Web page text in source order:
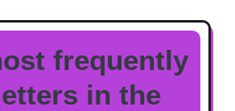
frequently
in the